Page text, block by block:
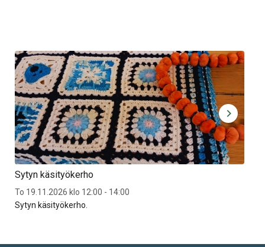
Sytyn käsityökerho
To 19.11.2026 klo 12:00 - 14:00
Sytyn käsityökerho.